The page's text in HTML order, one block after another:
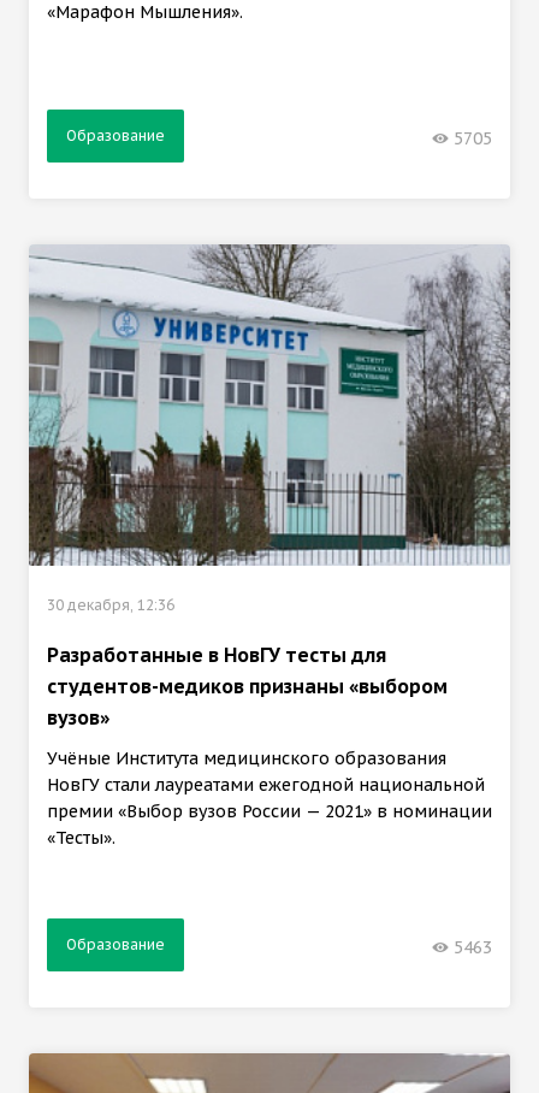
«Марафон Мышления».
Образование 5705
30 декабря, 12:36
Разработанные в НовГУ тесты для
студентов-медиков признаны «выбором
вузов»
Учёные Института медицинского образования
НовГУ стали лауреатами ежегодной национальной
премии «Выбор вузов России — 2021» в номинации
«Тесты».
Образование 5463